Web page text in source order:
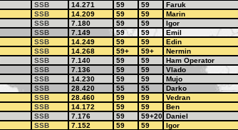
SSB 14.271 59 59 Faruk
SSB 14.209 59 59 Marin
SSB 7.180 59 59 Igor
SSB 7.149 59 59 Emil
SSB 14.249 59 59 Edin
SSB 14.268 59+ 59+ Nermin
SSB 7.140 59 59 Ham Operator
SSB 7.136 59 59 Vlado
SSB 14.230 59 59 Mujo
SSB 28.420 55 55 Darko
SSB 28.460 59 59 Vedran
SSB 14.172 59 59 Ben
SSB 7.176 59 59+20 Daniel
SSB 7.152 59 59 Igor